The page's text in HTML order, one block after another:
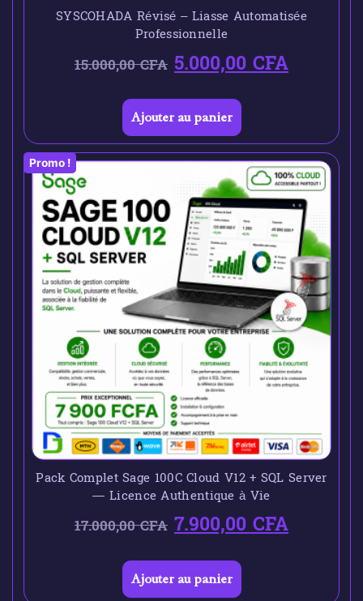
SYSCOHADA Révisé – Liasse Automatisée
Professionnelle
15.000,00CFA 5.000,00CFA
Ajouter au panier
Promo !
Pack Complet Sage 100C Cloud V12 + SQL Server
— Licence Authentique à Vie
17.000,00CFA 7.900,00CFA
Ajouter au panier